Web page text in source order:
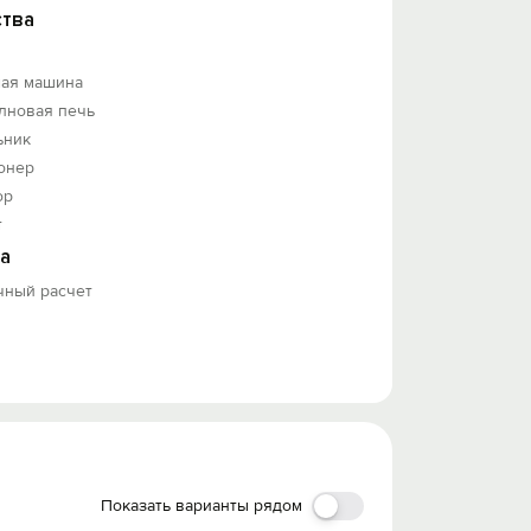
белья и гигиенических
машина
печь
расчет
Показать варианты рядом